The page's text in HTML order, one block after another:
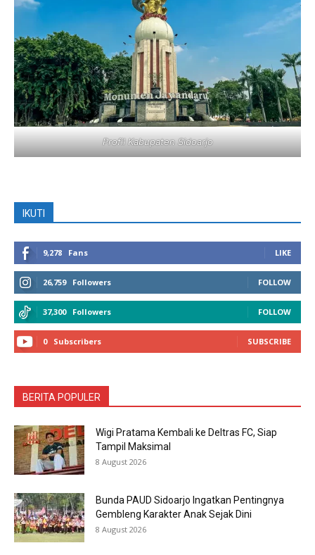
Profil Kabupaten Sidoarjo
IKUTI
9,278 Fans LIKE
26,759 Followers FOLLOW
37,300 Followers FOLLOW
0 Subscribers SUBSCRIBE
BERITA POPULER
Wigi Pratama Kembali ke Deltras FC, Siap
Tampil Maksimal
8 August 2026
Bunda PAUD Sidoarjo Ingatkan Pentingnya
Gembleng Karakter Anak Sejak Dini
8 August 2026